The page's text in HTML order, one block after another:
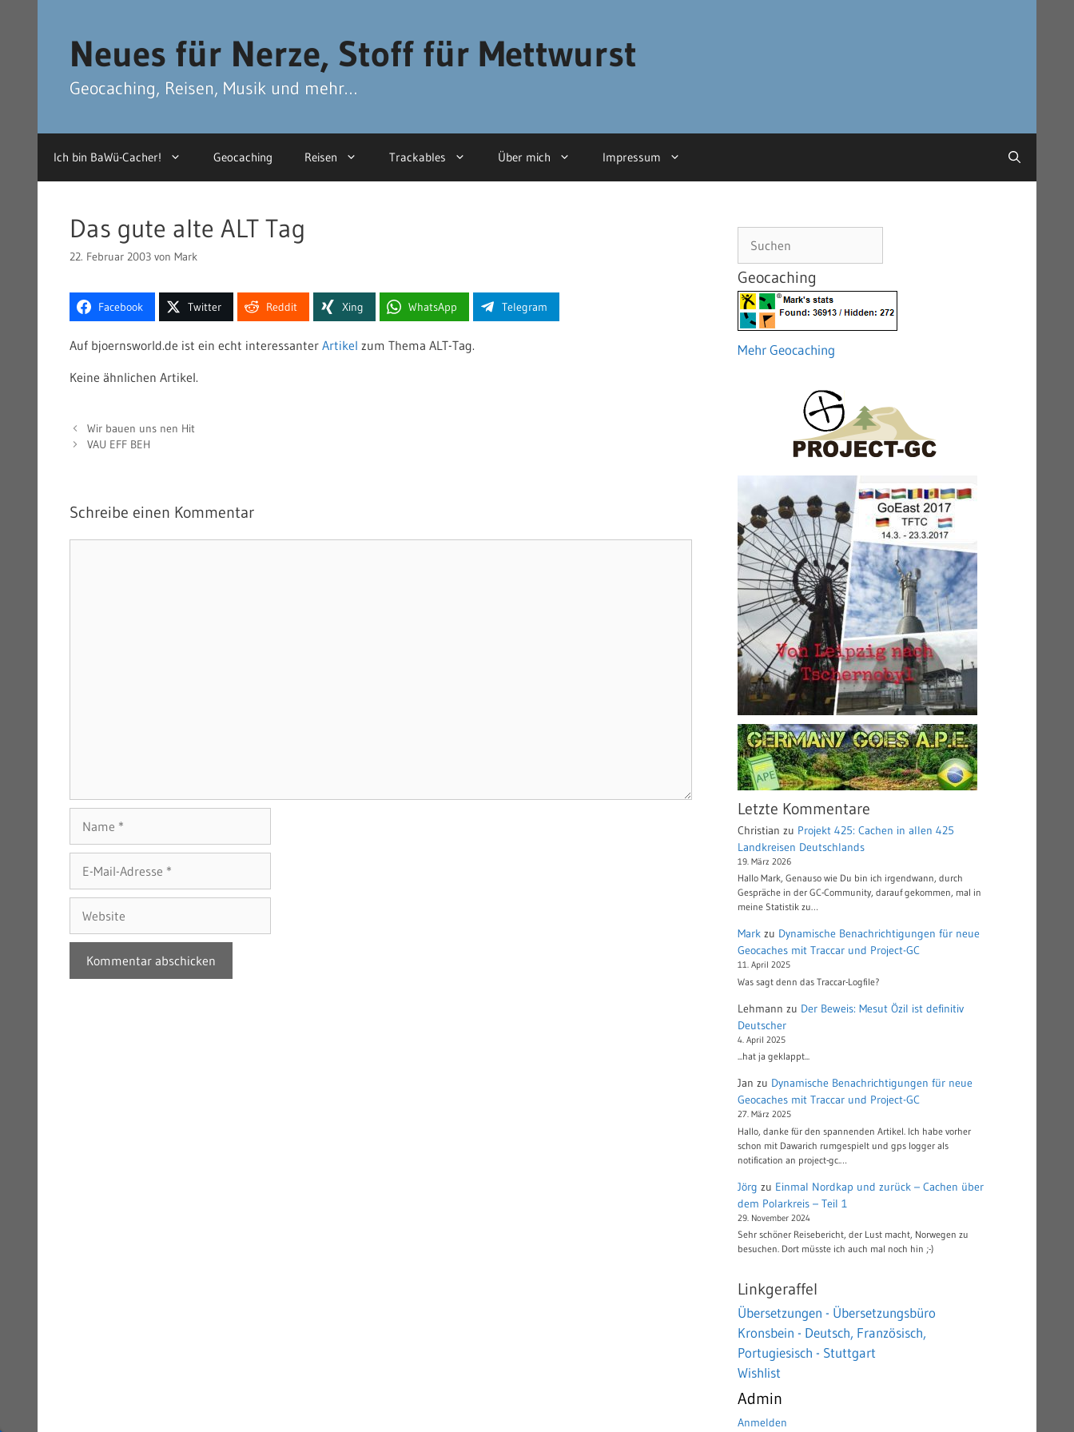
Neues für Nerze, Stoff für Mettwurst
Geocaching, Reisen, Musik und mehr…
Ich bin BaWü-Cacher! Geocaching Reisen Trackables Über mich Impressum
Das gute alte ALT Tag
22. Februar 2003 von Mark
Facebook Twitter Reddit Xing WhatsApp Telegram
Auf bjoernsworld.de ist ein echt interessanter Artikel zum Thema ALT-Tag.
Keine ähnlichen Artikel.
Wir bauen uns nen Hit
VAU EFF BEH
Schreibe einen Kommentar
Mail-
Adresse
Geocaching
Mehr Geocaching
Letzte Kommentare
Christian zu Projekt 425: Cachen in allen 425
Landkreisen Deutschlands
19. März 2026
Hallo Mark, Genauso wie Du bin ich irgendwann, durch
Gespräche in der GC-Community, darauf gekommen, mal in
meine Statistik zu…
Mark zu Dynamische Benachrichtigungen für neue
Geocaches mit Traccar und Project-GC
11. April 2025
Was sagt denn das Traccar-Logfile?
Lehmann zu Der Beweis: Mesut Özil ist definitiv
Deutscher
4. April 2025
...hat ja geklappt...
Jan zu Dynamische Benachrichtigungen für neue
Geocaches mit Traccar und Project-GC
27. März 2025
Hallo, danke für den spannenden Artikel. Ich habe vorher
schon mit Dawarich rumgespielt und gps logger als
notification an project-gc.…
Jörg zu Einmal Nordkap und zurück – Cachen über
dem Polarkreis – Teil 1
29. November 2024
Sehr schöner Reisebericht, der Lust macht, Norwegen zu
besuchen. Dort müsste ich auch mal noch hin ;-)
Linkgeraffel
Übersetzungen - Übersetzungsbüro
Kronsbein - Deutsch, Französisch,
Portugiesisch - Stuttgart
Wishlist
Admin
Anmelden